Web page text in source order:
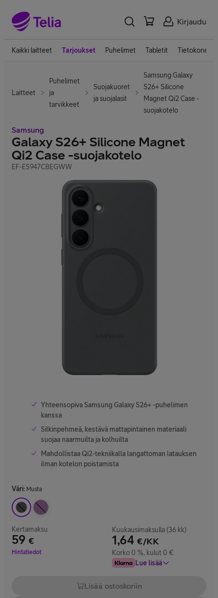
Kirjaudu
Kaikki laitteet Tarjoukset Puhelimet Tabletit Tietokoneet
Laitteet
Puhelimet
ja
tarvikkeet
Suojakuoret
ja suojalasit
Samsung Galaxy
S26+ Silicone
Magnet Qi2 Case -
suojakotelo
Samsung
Galaxy S26+ Silicone Magnet
Qi2 Case -suojakotelo
EF-ES947CBEGWW
Yhteensopiva Samsung Galaxy S26+ -puhelimen
kanssa
Silkinpehmeä, kestävä mattapintainen materiaali
suojaa naarmuilta ja kolhuilta
Mahdollistaa Qi2-tekniikalla langattoman latauksen
ilman kotelon poistamista
Väri: Musta
Kertamaksu
59 €
Hinta 59 €
Hintatiedot
Kuukausimaksulla (36 kk)
1,64 €/KK
Korko 0 %, kulut 0 €
Lue lisää
Lisää ostoskoriin